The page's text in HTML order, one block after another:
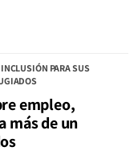
PARA SUS
empleo,
más de un